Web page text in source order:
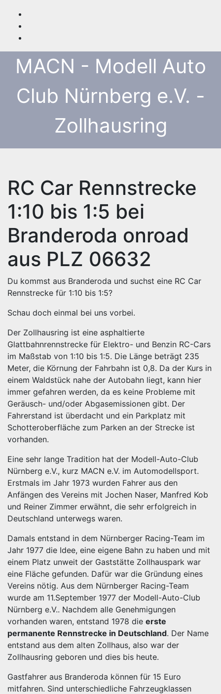
Inhalt
springen
MACN - Modell Auto
Club Nürnberg e.V. -
Zollhausring
RC Car Rennstrecke
1:10 bis 1:5 bei
Branderoda onroad
aus PLZ 06632
Du kommst aus Branderoda und suchst eine RC Car
Rennstrecke für 1:10 bis 1:5?
Schau doch einmal bei uns vorbei.
Der Zollhausring ist eine asphaltierte
Glattbahnrennstrecke für Elektro- und Benzin RC-Cars
im Maßstab von 1:10 bis 1:5. Die Länge beträgt 235
Meter, die Körnung der Fahrbahn ist 0,8. Da der Kurs in
einem Waldstück nahe der Autobahn liegt, kann hier
immer gefahren werden, da es keine Probleme mit
Geräusch- und/oder Abgasemissionen gibt. Der
Fahrerstand ist überdacht und ein Parkplatz mit
Schotteroberfläche zum Parken an der Strecke ist
vorhanden.
Eine sehr lange Tradition hat der Modell-Auto-Club
Nürnberg e.V., kurz MACN e.V. im Automodellsport.
Erstmals im Jahr 1973 wurden Fahrer aus den
Anfängen des Vereins mit Jochen Naser, Manfred Kob
und Reiner Zimmer erwähnt, die sehr erfolgreich in
Deutschland unterwegs waren.
Damals entstand in dem Nürnberger Racing-Team im
Jahr 1977 die Idee, eine eigene Bahn zu haben und mit
einem Platz unweit der Gaststätte Zollhauspark war
eine Fläche gefunden. Dafür war die Gründung eines
Vereins nötig. Aus dem Nürnberger Racing-Team
wurde am 11.September 1977 der Modell-Auto-Club
Nürnberg e.V.. Nachdem alle Genehmigungen
vorhanden waren, entstand 1978 die erste
permanente Rennstrecke in Deutschland. Der Name
entstand aus dem alten Zollhaus, also war der
Zollhausring geboren und dies bis heute.
Gastfahrer aus Branderoda können für 15 Euro
mitfahren. Sind unterschiedliche Fahrzeugklassen